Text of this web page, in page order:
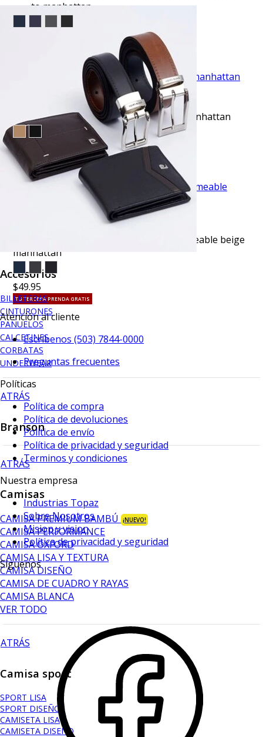
Accesorios
BILLETERAS
CINTURONES
PAÑUELOS
CALCETINES
CORBATAS
UNDERWEAR
ATRÁS
Branson
ATRÁS
Camisas
CAMISA PREMIUM BAMBÚ ¡NUEVO!
CAMISA PERFORMANCE
CAMISA OXFORD
CAMISA LISA Y TEXTURA
CAMISA DISEÑO
CAMISA DE CUADRO Y RAYAS
CAMISA BLANCA
VER TODO
ATRÁS
Camisa sport
SPORT LISA
SPORT DISEÑO
CAMISETA LISA
CAMISETA DISEÑO
oculto manhattan
Pantalón casual slim fit azul active flex manhattan
$43.95
TU TERCERA PRENDA GRATIS
Pantalón de vestir slim fit stretch impermeable beige
manhattan
$49.95
TU TERCERA PRENDA GRATIS
Atención al cliente
Escríbenos (503) 7844-0000
Preguntas frecuentes
Políticas
Política de compra
Política de devoluciones
Política de envío
Política de privacidad y seguridad
Terminos y condiciones
Nuestra empresa
Industrias Topaz
Sobre Nosotros
Mision y vision
Política de privacidad y seguridad
Síguenos